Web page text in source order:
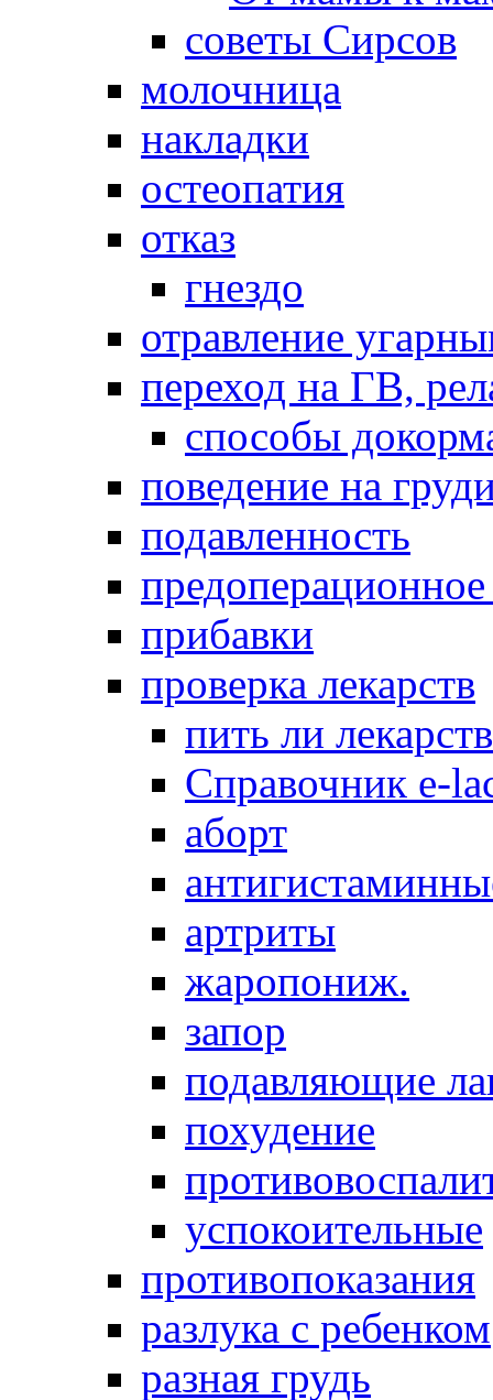
советы Сирсов
молочница
накладки
остеопатия
отказ
гнездо
отравление
переход на ГВ,
способы
поведение на
подавленность
прибавки
проверка лекарств
пить ли
Справочник e-
аборт
артриты
жаропониж.
запор
подавляющие
похудение
успокоительные
противопоказания
разлука с ребенком
разная грудь